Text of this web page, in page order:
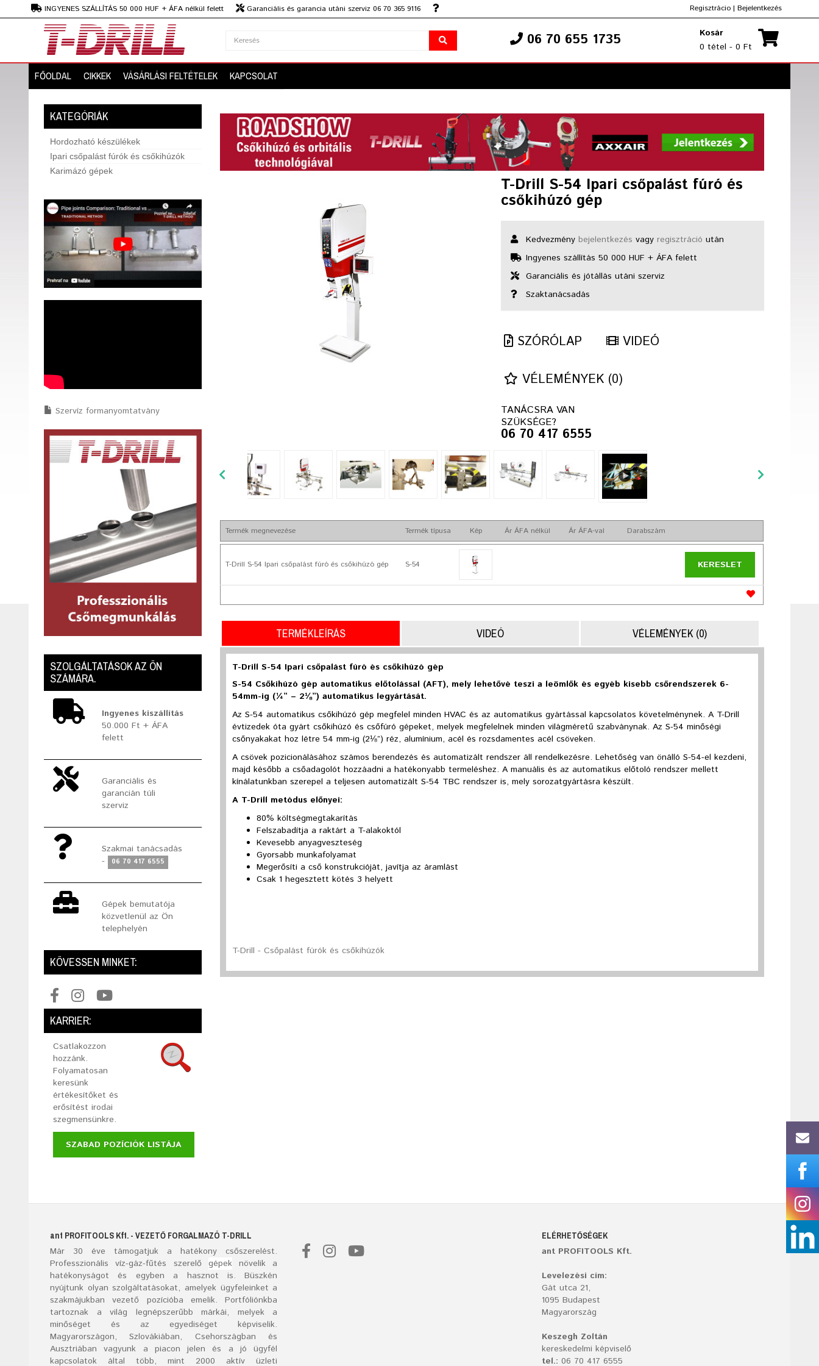
INGYENES SZÁLLÍTÁS 50 000 HUF + ÁFA nélkül felett
Garanciális és garancia utáni szerviz 06 70 365 9116
Szaktanácsadás
Regisztrácio | Bejelentkezés
06 70 655 1735
Kosár
0 tétel - 0 Ft
FŐOLDAL CIKKEK VÁSÁRLÁSI FELTÉTELEK KAPCSOLAT
KATEGÓRIÁK
Hordozható készülékek
Ipari csőpalást fúrók és csőkihúzók
Karimázó gépek
Szervíz formanyomtatvány
SZOLGÁLTATÁSOK AZ ÖN
SZÁMÁRA.
Ingyenes kiszállítás
50.000 Ft + ÁFA
felett
Garanciális és
garancián túli
szerviz
Szakmai tanácsadás
-
06 70 417 6555
Gépek bemutatója
közvetlenül az Ön
telephelyén
KÖVESSEN MINKET:
KARRIER:
Csatlakozzon
hozzánk.
Folyamatosan
keresünk
értékesítőket és
erősítést irodai
szegmensünkre.
SZABAD POZÍCIÓK LISTÁJA
T-Drill S-54 Ipari csőpalást fúró és
csőkihúzó gép
Kedvezménybejelentkezés vagyregisztráció után
Ingyenes szállítás 50 000 HUF + ÁFA felett
Garanciális és jótállás utáni szerviz
Szaktanácsadás
SZÓRÓLAP VIDEÓ
VÉLEMÉNYEK (0)
TANÁCSRA VAN
SZÜKSÉGE?
06 70 417 6555
Termék megnevezése Termék típusa Kép Ár ÁFA nélkül Ár ÁFA-val Darabszám
T-Drill S-54 Ipari csőpalást fúró és csőkihúzó gép S-54 KERESLET
TERMÉKLEÍRÁS VIDEÓ VÉLEMÉNYEK (0)
T-Drill S-54 Ipari csőpalást fúró és csőkihúzó gép
S-54 Csőkihúzó gép automatikus előtolással (AFT), mely lehetővé teszi a leömlők és egyéb kisebb csőrendszerek 6-
54mm-ig (¼” – 2⅛”) automatikus legyártását.
Az S-54 automatikus csőkihúzó gép megfelel minden HVAC és az automatikus gyártással kapcsolatos követelménynek. A T-Drill
évtizedek óta gyárt csőkihúzó és csőfúró gépeket, melyek megfelelnek minden világméretű szabványnak. Az S-54 minőségi
csőnyakakat hoz létre 54 mm-ig (2⅛”) réz, alumínium, acél és rozsdamentes acél csöveken.
A csövek pozicionálásához számos berendezés és automatizált rendszer áll rendelkezésre. Lehetőség van önálló S-54-el kezdeni,
majd később a csőadagolót hozzáadni a hatékonyabb termeléshez. A manuális és az automatikus előtoló rendszer mellett
kínálatunkban szerepel a teljesen automatizált S-54 TBC rendszer is, mely sorozatgyártásra készült.
A T-Drill metódus előnyei:
80% költségmegtakarítás
Felszabadítja a raktárt a T-alakoktól
Kevesebb anyagveszteség
Gyorsabb munkafolyamat
Megerősíti a cső konstrukcióját, javítja az áramlást
Csak 1 hegesztett kötés 3 helyett
T-Drill - Csőpalást fúrók és csőkihúzók
ant PROFITOOLS Kft. - VEZETŐ FORGALMAZÓ T-DRILL
Már 30éve támogatjuk a hatékony csőszerelést.
Professzionális víz-gáz-fűtés szerelő gépeknövelik a
hatékonyságot és egyben a hasznot is. Büszkén
nyújtunk olyan szolgáltatásokat, amelyek ügyfeleinket a
szakmájukban vezető pozícióba emelik. Portfóliónkba
tartoznak a világ legnépszerűbb márkái, melyek a
minőséget és az egyediséget képviselik.
Magyarországon, Szlovákiában, Csehországban és
Ausztriában vagyunk a piacon jelen és a jó ügyfél
kapcsolatok által több, mint 2000 aktív üzleti
ELÉRHETŐSÉGEK
ant PROFITOOLS Kft.
Levelezési cím:
Gát utca 21,
1095 Budapest
Magyarország
Keszegh Zoltán
kereskedelmi képviselő
tel.: 06 70 417 6555